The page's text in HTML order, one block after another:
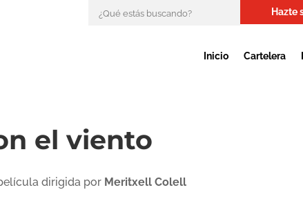
Hazte
Inicio Cartelera
el viento
dirigida por Meritxell Colell